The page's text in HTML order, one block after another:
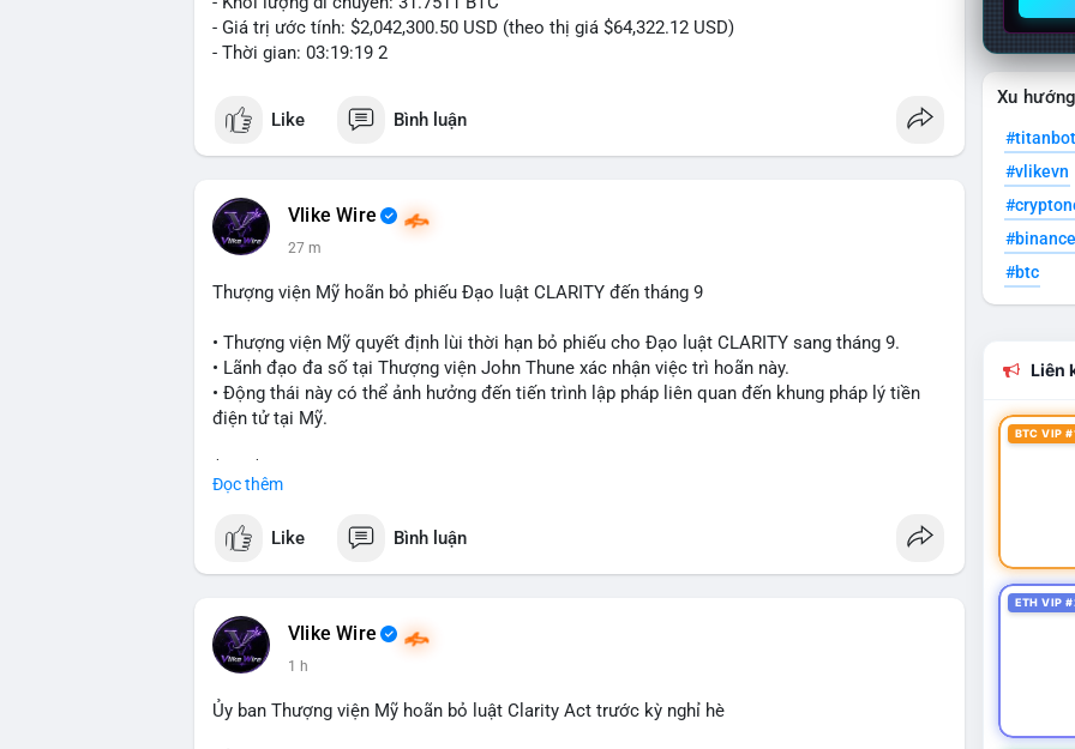
- Giá trị ước tính: $2,042,300.50 USD (theo thị giá $64,322.12 USD)
- Thời gian: 03:19:19 2
Like Bình luận
Vlike Wire
27 m
Thượng viện Mỹ hoãn bỏ phiếu Đạo luật CLARITY đến tháng 9
• Thượng viện Mỹ quyết định lùi thời hạn bỏ phiếu cho Đạo luật CLARITY sang tháng 9.
• Lãnh đạo đa số tại Thượng viện John Thune xác nhận việc trì hoãn này.
• Động thái này có thể ảnh hưởng đến tiến trình lập pháp liên quan đến khung pháp lý tiền
điện tử tại Mỹ.
📰 Nguồn: Cointelegraph
Đọc thêm
Like Bình luận
Vlike Wire
1 h
Ủy ban Thượng viện Mỹ hoãn bỏ luật Clarity Act trước kỳ nghỉ hè
Xu
#titanbot
#vlikevn
#btc
Liên
BTC VIP
ETH VIP